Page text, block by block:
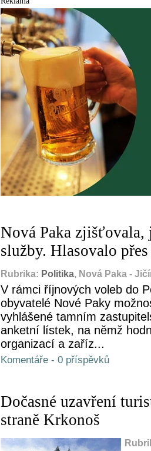
Nová Paka zjišťovala,
služby. Hlasovalo
Rubrika: Politika, Nová Paka -
V rámci říjnových voleb do
obyvatelé Nové Paky
vyhlášené tamním
anketní lístek, na němž
organizací a zaříz...
Komentáře - 0 příspěvků
Dočasné uzavření
straně Krkonoš